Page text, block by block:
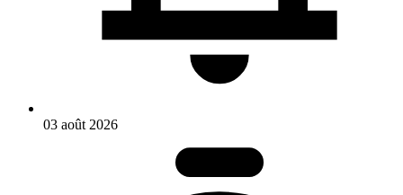
03 août 2026